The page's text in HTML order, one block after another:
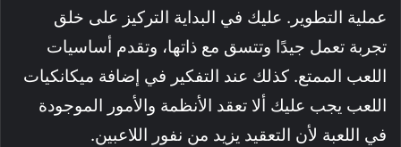
عملية التطوير. عليك في البداية التركيز على خلق
تجربة تعمل جيدًا وتتسق مع ذاتها، وتقدم أساسيات
اللعب الممتع. كذلك عند التفكير في إضافة ميكانكيات
اللعب يجب عليك ألا تعقد الأنظمة والأمور الموجودة
في اللعبة لأن التعقيد يزيد من نفور اللاعبين.